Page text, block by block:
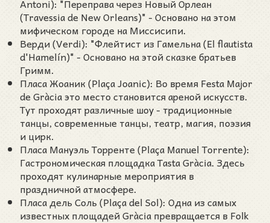
Antoni): "Переправа через Новый Орлеан
(Travessia de New Orleans)" - Основано на этом
мифическом городе на Миссисипи.
Верди (Verdi): "Флейтист из Гамельна (El flautista
d'Hamelín)" - Основано на этой сказке братьев
Гримм.
Пласа Жоаник (Plaça Joanic): Во время Festa Major
de Gràcia это место становится ареной искусств.
Тут проходят различные шоу - традиционные
танцы, современные танцы, театр, магия, поэзия
и цирк.
Пласа Мануэль Торренте (Plaça Manuel Torrente):
Гастрономическая площадка Tasta Gràcia. Здесь
проходят кулинарные мероприятия в
праздничной атмосфере.
Пласа дель Соль (Plaça del Sol): Одна из самых
известных площадей Gràcia превращается в Folk